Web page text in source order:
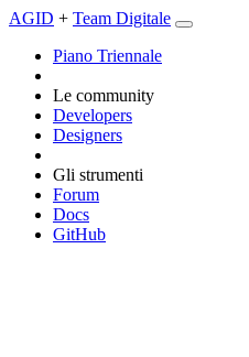
AGID + Team Digitale
Piano Triennale
Le community
Developers
Designers
Gli strumenti
Forum
Docs
GitHub